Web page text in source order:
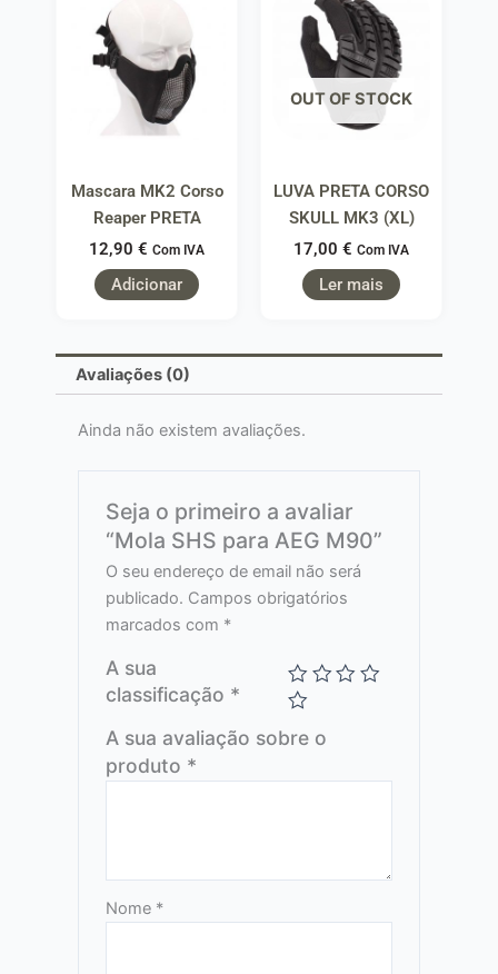
Mascara MK2 Corso
Reaper PRETA
12,90 € Com IVA
Adicionar
OUT OF STOCK
LUVA PRETA CORSO
SKULL MK3 (XL)
17,00 € Com IVA
Ler mais
Avaliações (0)
Ainda não existem avaliações.
Seja o primeiro a avaliar
“Mola SHS para AEG M90”
O seu endereço de email não será
publicado. Campos obrigatórios
marcados com *
A sua
classificação *
A sua avaliação sobre o
produto *
Nome *